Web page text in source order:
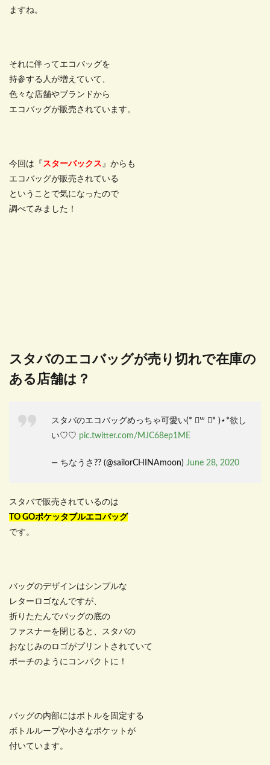
ますね。
それに伴ってエコバッグを
持参する人が増えていて、
色々な店舗やブランドから
エコバッグが販売されています。
今回は『 スターバックス』からも
エコバッグが販売されている
ということで気になったので
調べてみました！
スタバのエコバッグが売り切れで在庫の
ある店舗は？
スタバのエコバッグめっちゃ可愛い(* ॑꒳ ॑* )⋆*欲し
い♡♡ pic.twitter.com/MJC68ep1ME
— ちなうさ?? (@sailorCHINAmoon) June 28, 2020
スタバで販売されているのは
TO GOポケッタブルエコバッグ
です。
バッグのデザインはシンプルな
レターロゴなんですが、
折りたたんでバッグの底の
ファスナーを閉じると、スタバの
おなじみのロゴがプリントされていて
ポーチのようにコンパクトに！
バッグの内部にはボトルを固定する
ボトルループや小さなポケットが
付いています。